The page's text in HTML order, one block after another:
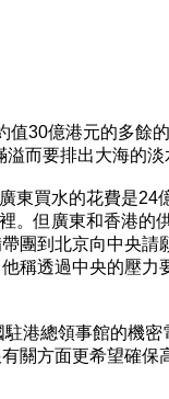
30億港元的多
而要排出大海的
買水的花費是
但廣東和香港
到北京向中央
稱透過中央的壓
港總領事館的機
方面更希望確